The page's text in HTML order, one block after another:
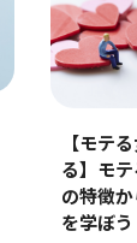
【モテ
る】モ
の特徴
を学ぼう